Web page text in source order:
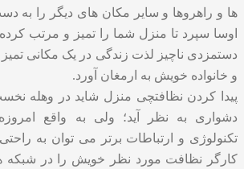
ها و راهروها و سایر مکان های دیگر را به
اوسا سپرد تا منزل شما را تمیز و مرتب
دستمزدی ناچیز لذت زندگی در یک مکانی
و خانواده خویش به ارمغان آورد.
پیدا کردن نظافتچی منزل شاید در وهله
دشواری به نظر آید؛ ولی به واقع
تکنولوژی و ارتباطات برتر می توان به
کارگر نظافت مورد نظر خویش را در شبکه